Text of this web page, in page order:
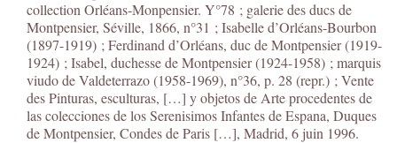
collection Orléans-Monpensier. Y°78 ; galerie des ducs de
Montpensier, Séville, 1866, n°31 ; Isabelle d’Orléans-Bourbon
(1897-1919) ; Ferdinand d’Orléans, duc de Montpensier (1919-
1924) ; Isabel, duchesse de Montpensier (1924-1958) ; marquis
viudo de Valdeterrazo (1958-1969), n°36, p. 28 (repr.) ; Vente
des Pinturas, esculturas, […] y objetos de Arte procedentes de
las colecciones de los Serenisimos Infantes de Espana, Duques
de Montpensier, Condes de Paris […], Madrid, 6 juin 1996.